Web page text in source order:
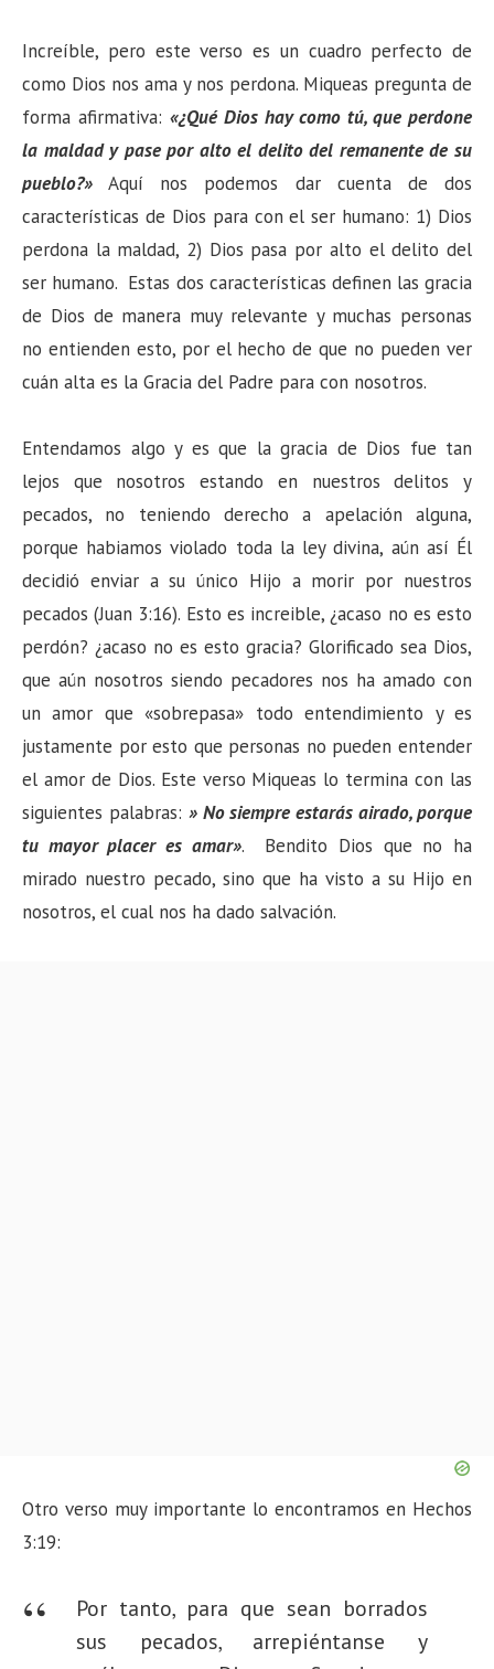
Increíble, pero este verso es un cuadro perfecto de
como Dios nos ama y nos perdona. Miqueas pregunta de
forma afirmativa: «¿Qué Dios hay como tú, que perdone
la maldad y pase por alto el delito del remanente de su
pueblo?»
Aquí nos podemos dar cuenta de dos
características de Dios para con el ser humano: 1) Dios
perdona la maldad, 2) Dios pasa por alto el delito del
ser humano. Estas dos características definen las gracia
de Dios de manera muy relevante y muchas personas
no entienden esto, por el hecho de que no pueden ver
cuán alta es la Gracia del Padre para con nosotros.
Entendamos algo y es que la gracia de Dios fue tan
lejos que nosotros estando en nuestros delitos y
pecados, no teniendo derecho a apelación alguna,
porque habiamos violado toda la ley divina, aún así Él
decidió enviar a su único Hijo a morir por nuestros
pecados (Juan 3:16). Esto es increible, ¿acaso no es esto
perdón? ¿acaso no es esto gracia? Glorificado sea Dios,
que aún nosotros siendo pecadores nos ha amado con
un amor que «sobrepasa» todo entendimiento y es
justamente por esto que personas no pueden entender
el amor de Dios. Este verso Miqueas lo termina con las
siguientes palabras: » No siempre estarás airado, porque
tu mayor placer es amar». Bendito Dios que no ha
mirado nuestro pecado, sino que ha visto a su Hijo en
nosotros, el cual nos ha dado salvación.
Otro verso muy importante lo encontramos en Hechos
3:19:
Por tanto, para que sean borrados
sus pecados, arrepiéntanse y